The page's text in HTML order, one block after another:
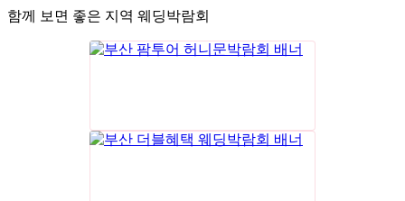
함께 보면 좋은 지역 웨딩박람회